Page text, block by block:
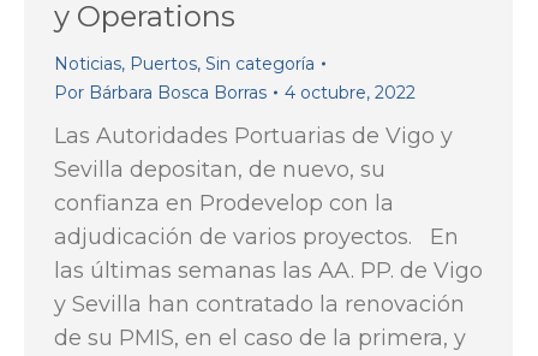
y Operations
Noticias, Puertos, Sin categoría
Por Bárbara Bosca Borras 4 octubre, 2022
Las Autoridades Portuarias de Vigo y
Sevilla depositan, de nuevo, su
confianza en Prodevelop con la
adjudicación de varios proyectos. En
las últimas semanas las AA. PP. de Vigo
y Sevilla han contratado la renovación
de su PMIS, en el caso de la primera, y